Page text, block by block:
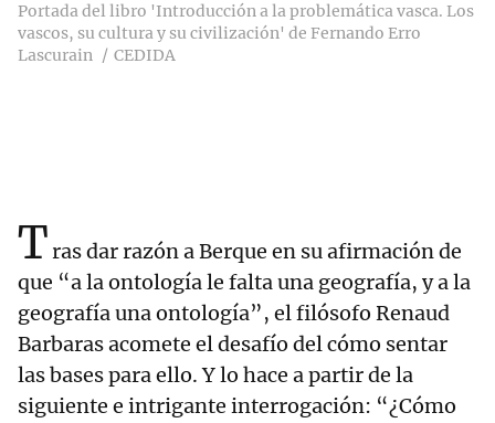
Portada del libro 'Introducción a la problemática vasca. Los
vascos, su cultura y su civilización' de Fernando Erro
Lascurain
CEDIDA
Tras dar razón a Berque en su afirmación de
que “a la ontología le falta una geografía, y a la
geografía una ontología”, el filósofo Renaud
Barbaras acomete el desafío del cómo sentar
las bases para ello. Y lo hace a partir de la
siguiente e intrigante interrogación: “¿Cómo